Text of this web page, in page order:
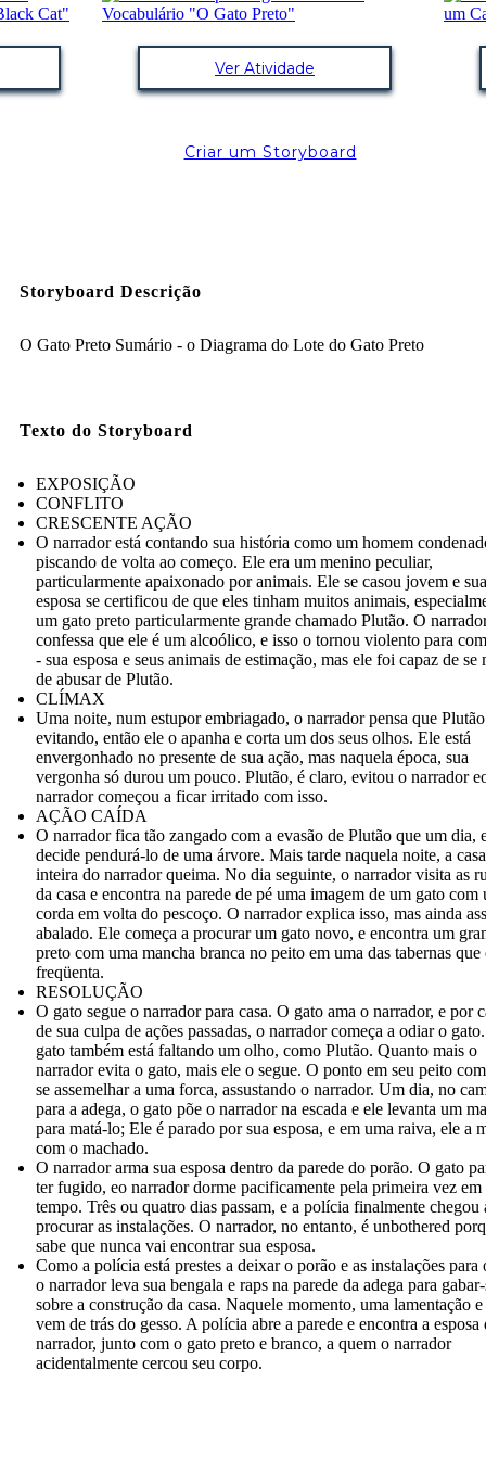
Ver Atividade
Criar um Storyboard
Storyboard Descrição
O Gato Preto Sumário - o Diagrama do Lote do Gato Preto
Texto do Storyboard
EXPOSIÇÃO
CONFLITO
CRESCENTE AÇÃO
O narrador está contando sua história como um homem
piscando de volta ao começo. Ele era um menino peculiar,
particularmente apaixonado por animais. Ele se casou jovem e sua
esposa se certificou de que eles tinham muitos animais,
um gato preto particularmente grande chamado Plutão. O
confessa que ele é um alcoólico, e isso o tornou violento para
- sua esposa e seus animais de estimação, mas ele foi capaz de se
de abusar de Plutão.
CLÍMAX
Uma noite, num estupor embriagado, o narrador pensa que
evitando, então ele o apanha e corta um dos seus olhos. Ele está
envergonhado no presente de sua ação, mas naquela época, sua
vergonha só durou um pouco. Plutão, é claro, evitou o narrador
narrador começou a ficar irritado com isso.
AÇÃO CAÍDA
O narrador fica tão zangado com a evasão de Plutão que um dia,
decide pendurá-lo de uma árvore. Mais tarde naquela noite, a casa
inteira do narrador queima. No dia seguinte, o narrador visita as
da casa e encontra na parede de pé uma imagem de um gato com
corda em volta do pescoço. O narrador explica isso, mas ainda
abalado. Ele começa a procurar um gato novo, e encontra um
preto com uma mancha branca no peito em uma das tabernas que
freqüenta.
RESOLUÇÃO
O gato segue o narrador para casa. O gato ama o narrador, e por
de sua culpa de ações passadas, o narrador começa a odiar o
gato também está faltando um olho, como Plutão. Quanto mais o
narrador evita o gato, mais ele o segue. O ponto em seu peito
se assemelhar a uma forca, assustando o narrador. Um dia, no
para a adega, o gato põe o narrador na escada e ele levanta um
para matá-lo; Ele é parado por sua esposa, e em uma raiva, ele a
com o machado.
O narrador arma sua esposa dentro da parede do porão. O gato
ter fugido, eo narrador dorme pacificamente pela primeira vez
tempo. Três ou quatro dias passam, e a polícia finalmente chegou
procurar as instalações. O narrador, no entanto, é unbothered
sabe que nunca vai encontrar sua esposa.
Como a polícia está prestes a deixar o porão e as instalações para
o narrador leva sua bengala e raps na parede da adega para
sobre a construção da casa. Naquele momento, uma lamentação
vem de trás do gesso. A polícia abre a parede e encontra a esposa
narrador, junto com o gato preto e branco, a quem o narrador
acidentalmente cercou seu corpo.